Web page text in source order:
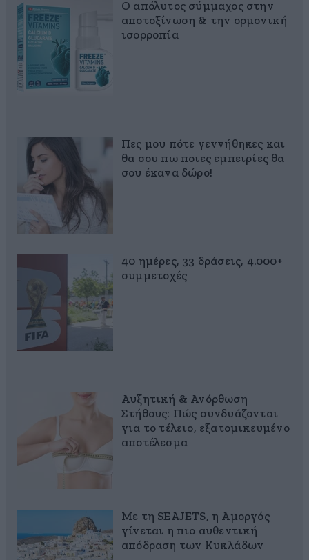
Ο απόλυτος σύμμαχος στην
αποτοξίνωση & την ορμονική
ισορροπία
Πες μου πότε γεννήθηκες και
θα σου πω ποιες εμπειρίες θα
σου έκανα δώρο!
40 ημέρες, 33 δράσεις, 4.000+
συμμετοχές
Αυξητική & Ανόρθωση
Στήθους: Πώς συνδυάζονται
για το τέλειο, εξατομικευμένο
αποτέλεσμα
Με τη SEAJETS, η Αμοργός
γίνεται η πιο αυθεντική
απόδραση των Κυκλάδων